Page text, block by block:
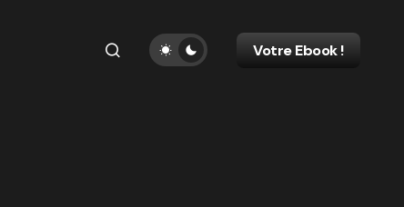
Votre Ebook !